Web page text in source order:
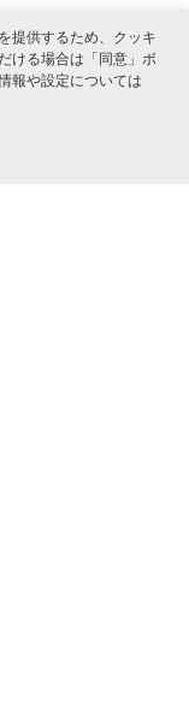
提供するため、クッキ
ける場合は「同意」ボ
報や設定については